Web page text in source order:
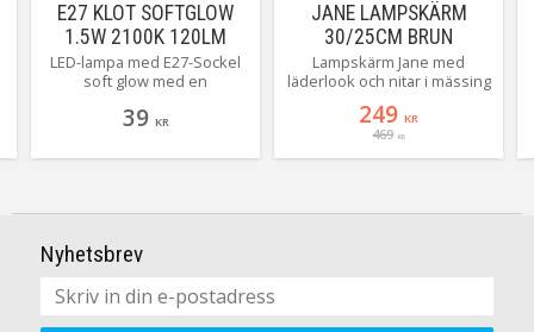
E27 KLOT SOFTGLOW
1.5W 2100K 120LM
KLAR LED-LAMPA
LED-lampa med E27-Sockel
soft glow med en
och ett ljusflöde på 120
39 KR
JANE LAMPSKÄRM
30/25CM BRUN
LÄDERLOOK
Lampskärm Jane med
läderlook och nitar i mässing
Home. Skärmen finns i tre
storlekar och är lätt att
matcha med olika
249 KR
469 KR
Nyhetsbrev